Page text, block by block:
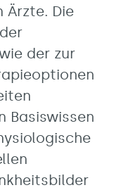
Ärzte. Die
der zur
Basiswissen